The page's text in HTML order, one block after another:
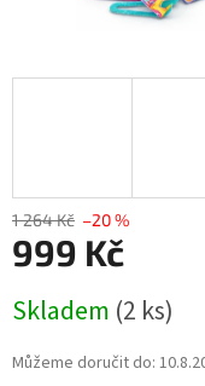
1 264 Kč –20 %
999 Kč
cena:
Skladem (2 ks)
Můžeme doručit do: